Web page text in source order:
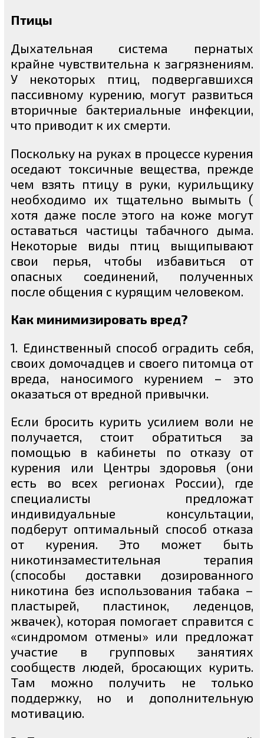
Птицы
Дыхательная система пернатых
крайне чувствительна к загрязнениям.
У некоторых птиц, подвергавшихся
пассивному курению, могут развиться
вторичные бактериальные инфекции,
что приводит к их смерти.
Поскольку на руках в процессе курения
оседают токсичные вещества, прежде
чем взять птицу в руки, курильщику
необходимо их тщательно вымыть (
хотя даже после этого на коже могут
оставаться частицы табачного дыма.
Некоторые виды птиц выщипывают
свои перья, чтобы избавиться от
опасных соединений, полученных
после общения с курящим человеком.
Как минимизировать вред?
1. Единственный способ оградить себя,
своих домочадцев и своего питомца от
вреда, наносимого курением – это
оказаться от вредной привычки.
Если бросить курить усилием воли не
получается, стоит обратиться за
помощью в кабинеты по отказу от
курения или Центры здоровья (они
есть во всех регионах России), где
специалисты предложат
индивидуальные консультации,
подберут оптимальный способ отказа
от курения. Это может быть
никотинзаместительная терапия
(способы доставки дозированного
никотина без использования табака –
пластырей, пластинок, леденцов,
жвачек), которая помогает справится с
«синдромом отмены» или предложат
участие в групповых занятиях
сообществ людей, бросающих курить.
Там можно получить не только
поддержку, но и дополнительную
мотивацию.